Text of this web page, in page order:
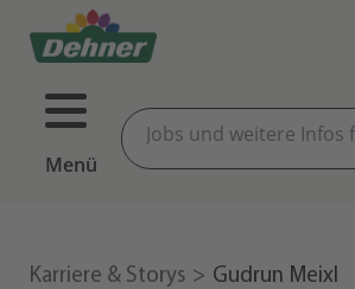
Menü
Karriere & Storys Gudrun Meixl